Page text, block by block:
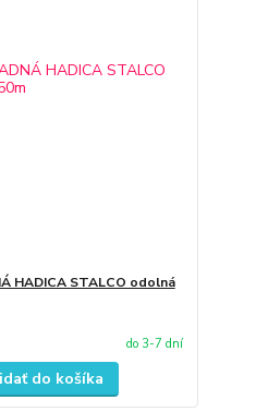
HADICA STALCO odolná
do 3-7 dní
do košíka